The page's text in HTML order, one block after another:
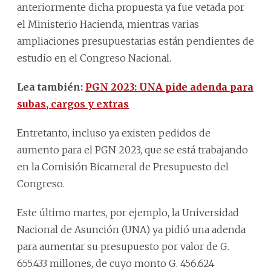
anteriormente dicha propuesta ya fue vetada por
el Ministerio Hacienda, mientras varias
ampliaciones presupuestarias están pendientes de
estudio en el Congreso Nacional.
Lea también: PGN 2023: UNA pide adenda para
subas, cargos y extras
Entretanto, incluso ya existen pedidos de
aumento para el PGN 2023, que se está trabajando
en la Comisión Bicameral de Presupuesto del
Congreso.
Este último martes, por ejemplo, la Universidad
Nacional de Asunción (UNA) ya pidió una adenda
para aumentar su presupuesto por valor de G.
655.433 millones, de cuyo monto G. 456.624